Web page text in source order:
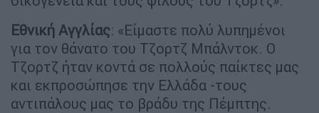
Εθνική Αγγλίας: «Είμαστε πολύ λυπημένοι
για τον θάνατο του Τζορτζ Μπάλντοκ. Ο
Τζορτζ ήταν κοντά σε πολλούς παίκτες μας
και εκπροσώπησε την Ελλάδα -τους
αντιπάλους μας το βράδυ της Πέμπτης.